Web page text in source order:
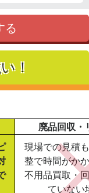
る
！
廃品回収・
現場での見積
整で時間がか
不用品買取・
ていない